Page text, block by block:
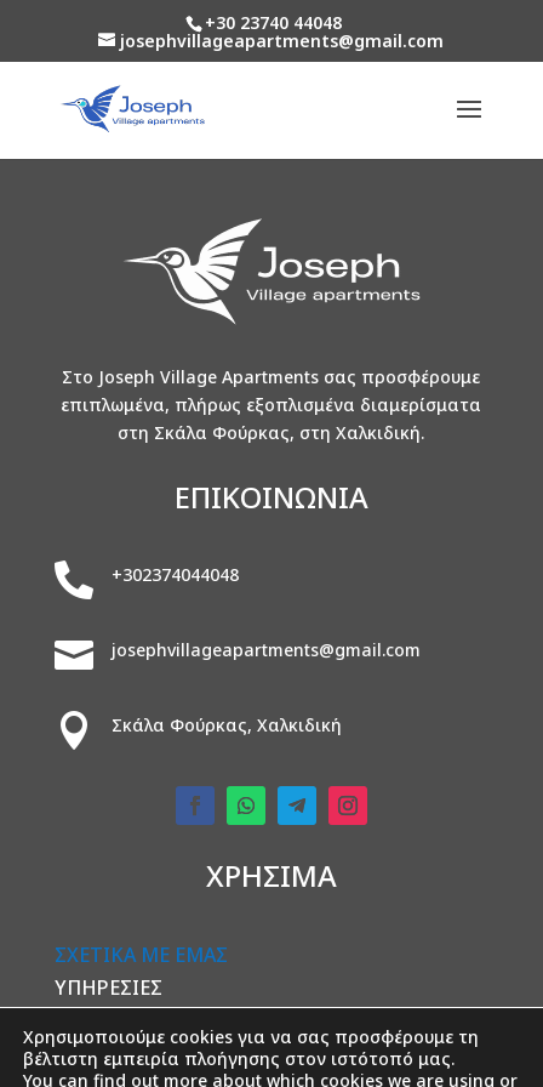
+30 23740 44048
josephvillageapartments@gmail.com
Στο Joseph Village Apartments σας προσφέρουμε
επιπλωμένα, πλήρως εξοπλισμένα διαμερίσματα
στη Σκάλα Φούρκας, στη Χαλκιδική.
ΕΠΙΚΟΙΝΩΝΙΑ
 +302374044048
 josephvillageapartments@gmail.com
 Σκάλα Φούρκας, Χαλκιδική
ΧΡΗΣΙΜΑ
ΣΧΕΤΙΚΑ ΜΕ ΕΜΑΣ
ΥΠΗΡΕΣΊΕΣ
ΕΠΙΚΟΙΝΩΝΙΑ
Χρησιμοποιούμε cookies για να σας προσφέρουμε τη
βέλτιστη εμπειρία πλοήγησης στον ιστότοπό μας.
You can find out more about which cookies we are using or